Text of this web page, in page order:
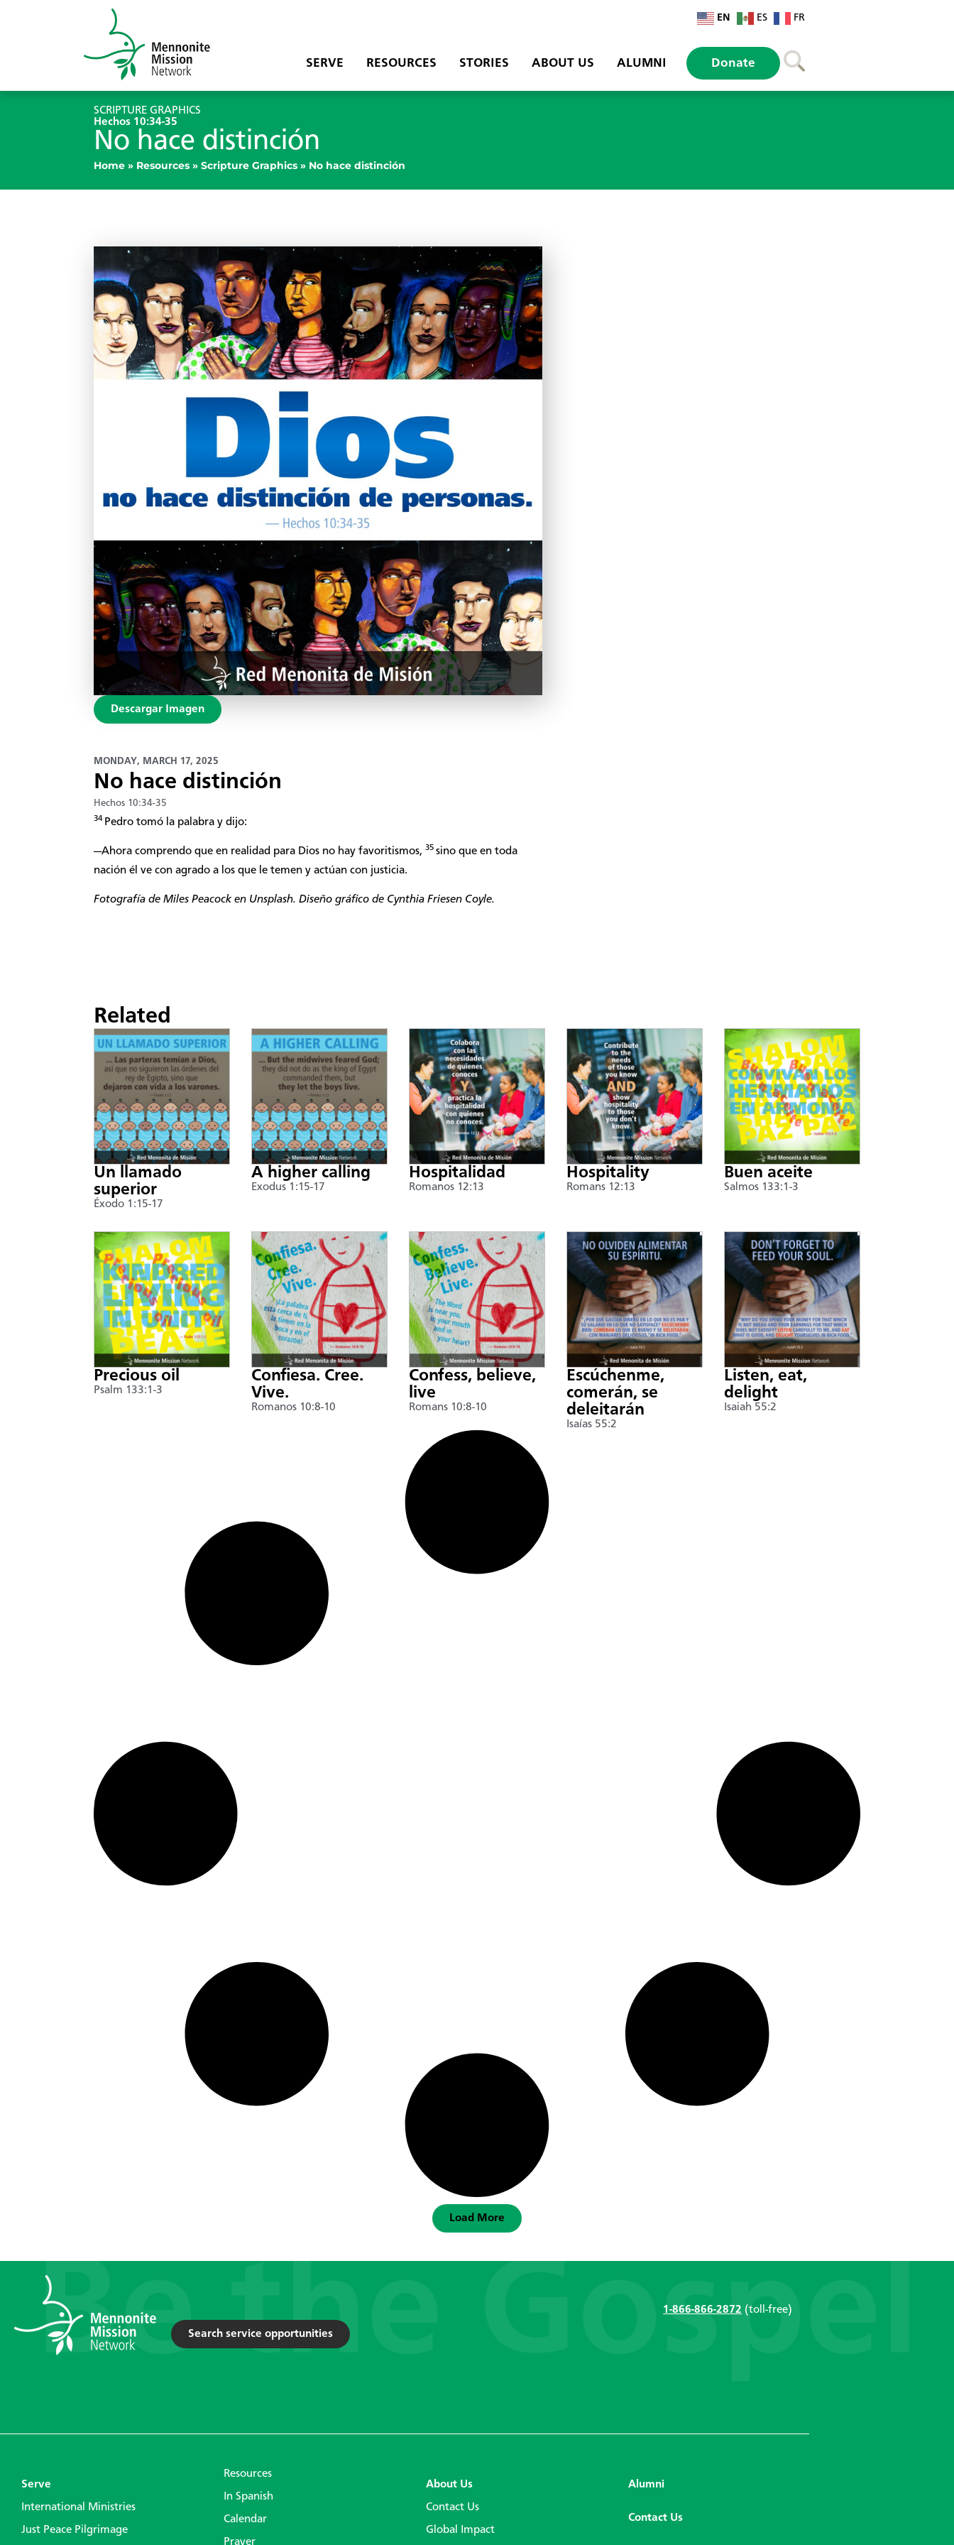
EN ES FR
SERVE RESOURCES STORIES ABOUT US ALUMNI Donate
SCRIPTURE GRAPHICS
Hechos 10:34-35
No hace distinción
Home » Resources » Scripture Graphics » No hace distinción
Descargar Imagen
MONDAY, MARCH 17, 2025
No hace distinción
Hechos 10:34-35
34 Pedro tomó la palabra y dijo:
—Ahora comprendo que en realidad para Dios no hay favoritismos, 35 sino que en toda
nación él ve con agrado a los que le temen y actúan con justicia.
Fotografía de Miles Peacock en Unsplash. Diseño gráfico de Cynthia Friesen Coyle.
Related
Un llamado
superior
Éxodo 1:15-17
A higher calling
Exodus 1:15-17
Hospitalidad
Romanos 12:13
Hospitality
Romans 12:13
Buen aceite
Salmos 133:1-3
Precious oil
Psalm 133:1-3
Confiesa. Cree.
Vive.
Romanos 10:8-10
Confess, believe,
live
Romans 10:8-10
Escúchenme,
comerán, se
deleitarán
Isaías 55:2
Listen, eat,
delight
Isaiah 55:2
Load More
Search service opportunities
1-866-866-2872 (toll-free)
Serve
International Ministries
Just Peace Pilgrimage
Resources
In Spanish
Calendar
Prayer
About Us
Contact Us
Global Impact
Alumni
Contact Us